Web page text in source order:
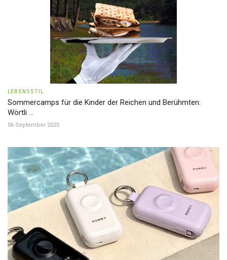
LEBENSSTIL
Sommercamps für die Kinder der Reichen und Berühmten:
Wörtli ...
06 September 2025